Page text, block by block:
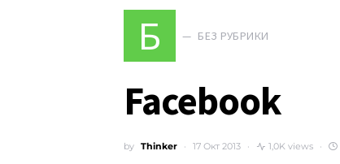
Б БЕЗ РУБРИКИ
Facebook
by Thinker 17 Окт 2013 1,0K views